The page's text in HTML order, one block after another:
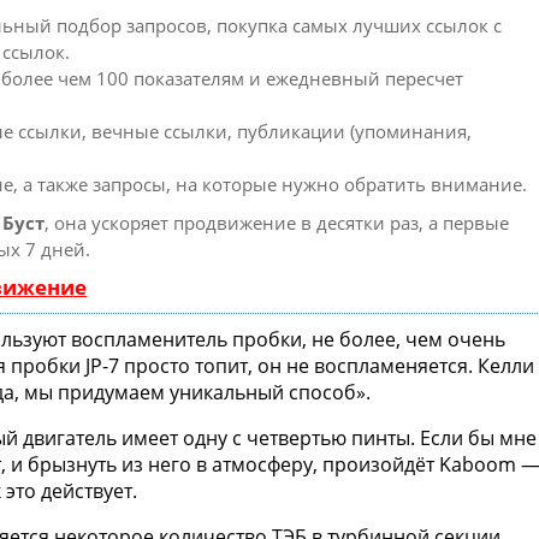
подбор запросов, покупка самых лучших ссылок с
чем 100 показателям и ежедневный пересчет
ссылки, вечные ссылки, публикации (упоминания,
а также запросы, на которые нужно обратить внимание.
Буст, она ускоряет продвижение в десятки раз, а первые
7 дней.
воспламенитель пробки, не более, чем очень
JP-7 просто топит, он не воспламеняется. Келли
мы придумаем уникальный способ».
двигатель имеет одну с четвертью пинты. Если бы мне
и брызнуть из него в атмосферу, произойдёт Kaboom
действует.